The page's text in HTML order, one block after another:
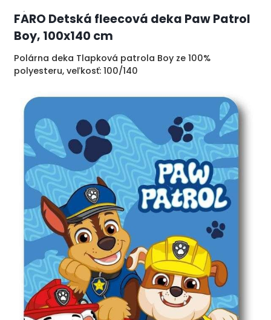
FARO Detská fleecová deka Paw Patrol
Boy, 100x140 cm
Polárna deka Tlapková patrola Boy ze 100%
polyesteru, veľkosť: 100/140